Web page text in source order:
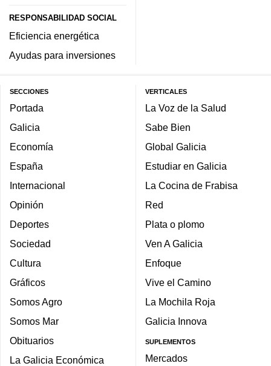
RESPONSABILIDAD SOCIAL
Eficiencia energética
Ayudas para inversiones
SECCIONES
Portada
Galicia
Economía
España
Internacional
Opinión
Deportes
Sociedad
Cultura
Gráficos
Somos Agro
Somos Mar
Obituarios
La Galicia Económica
VERTICALES
La Voz de la Salud
Sabe Bien
Global Galicia
Estudiar en Galicia
La Cocina de Frabisa
Red
Plata o plomo
Ven A Galicia
Enfoque
Vive el Camino
La Mochila Roja
Galicia Innova
SUPLEMENTOS
Mercados